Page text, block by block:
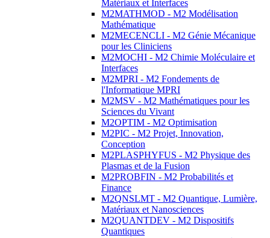
Matériaux et Interfaces
M2MATHMOD - M2 Modélisation
Mathématique
M2MECENCLI - M2 Génie Mécanique
pour les Cliniciens
M2MOCHI - M2 Chimie Moléculaire et
Interfaces
M2MPRI - M2 Fondements de
l'Informatique MPRI
M2MSV - M2 Mathématiques pour les
Sciences du Vivant
M2OPTIM - M2 Optimisation
M2PIC - M2 Projet, Innovation,
Conception
M2PLASPHYFUS - M2 Physique des
Plasmas et de la Fusion
M2PROBFIN - M2 Probabilités et
Finance
M2QNSLMT - M2 Quantique, Lumière,
Matériaux et Nanosciences
M2QUANTDEV - M2 Dispositifs
Quantiques